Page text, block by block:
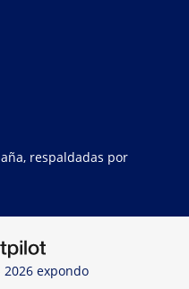
respaldadas por
expondo